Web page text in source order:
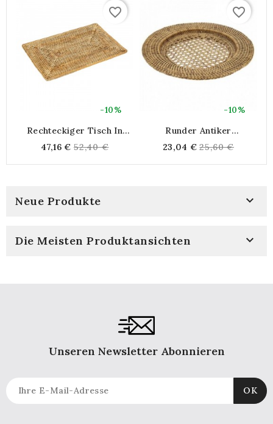
-10%
favorite_border
Rechteckiger Tisch In
Cm
47,16 € Regular
price
52,40 €
-10%
favorite_border
Runder Antiker
23,04 € Regular
price
25,60 €
Neue Produkte 
Die Meisten Produktansichten 
Unseren Newsletter Abonnieren